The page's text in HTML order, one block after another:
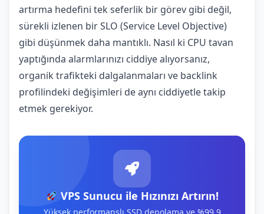
artırma hedefini tek seferlik bir görev gibi değil,
sürekli izlenen bir SLO (Service Level Objective)
gibi düşünmek daha mantıklı. Nasıl ki CPU tavan
yaptığında alarmlarınızı ciddiye alıyorsanız,
organik trafikteki dalgalanmaları ve backlink
profilindeki değişimleri de aynı ciddiyetle takip
etmek gerekiyor.
VPS Sunucu ile Hızınızı Artırın!